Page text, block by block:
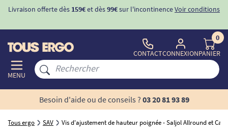
Livraison offerte dès 159€et dès99€sur l'incontinenceVoir conditions
MENU
CONTACTCONNEXION
0
PANIER
Besoin d'aide ou de conseils ? 03 20 81 93 89
Tous ergo SAV Vis d'ajustement de hauteur poignée - Saljol Allround et